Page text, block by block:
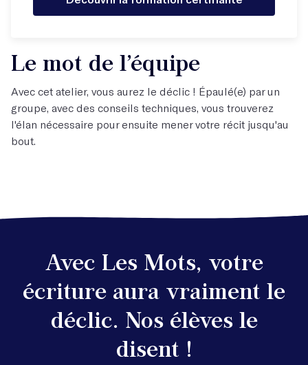
Le mot de l’équipe
Avec cet atelier, vous aurez le déclic ! Épaulé(e) par un
groupe, avec des conseils techniques, vous trouverez
l'élan nécessaire pour ensuite mener votre récit jusqu'au
bout.
Avec Les Mots, votre
écriture aura vraiment le
déclic. Nos élèves le
disent !